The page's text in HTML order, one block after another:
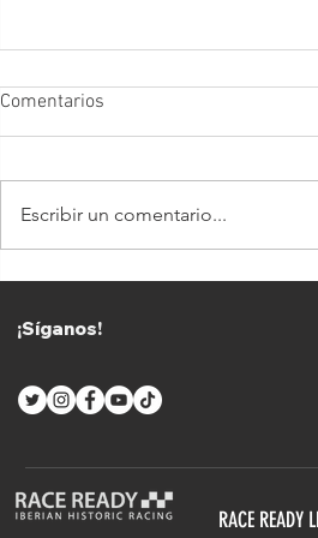
CV Performance x JP
ventajas del Supercars
Comentarios
Escribir un comentario...
¡Síganos!
RACE READY